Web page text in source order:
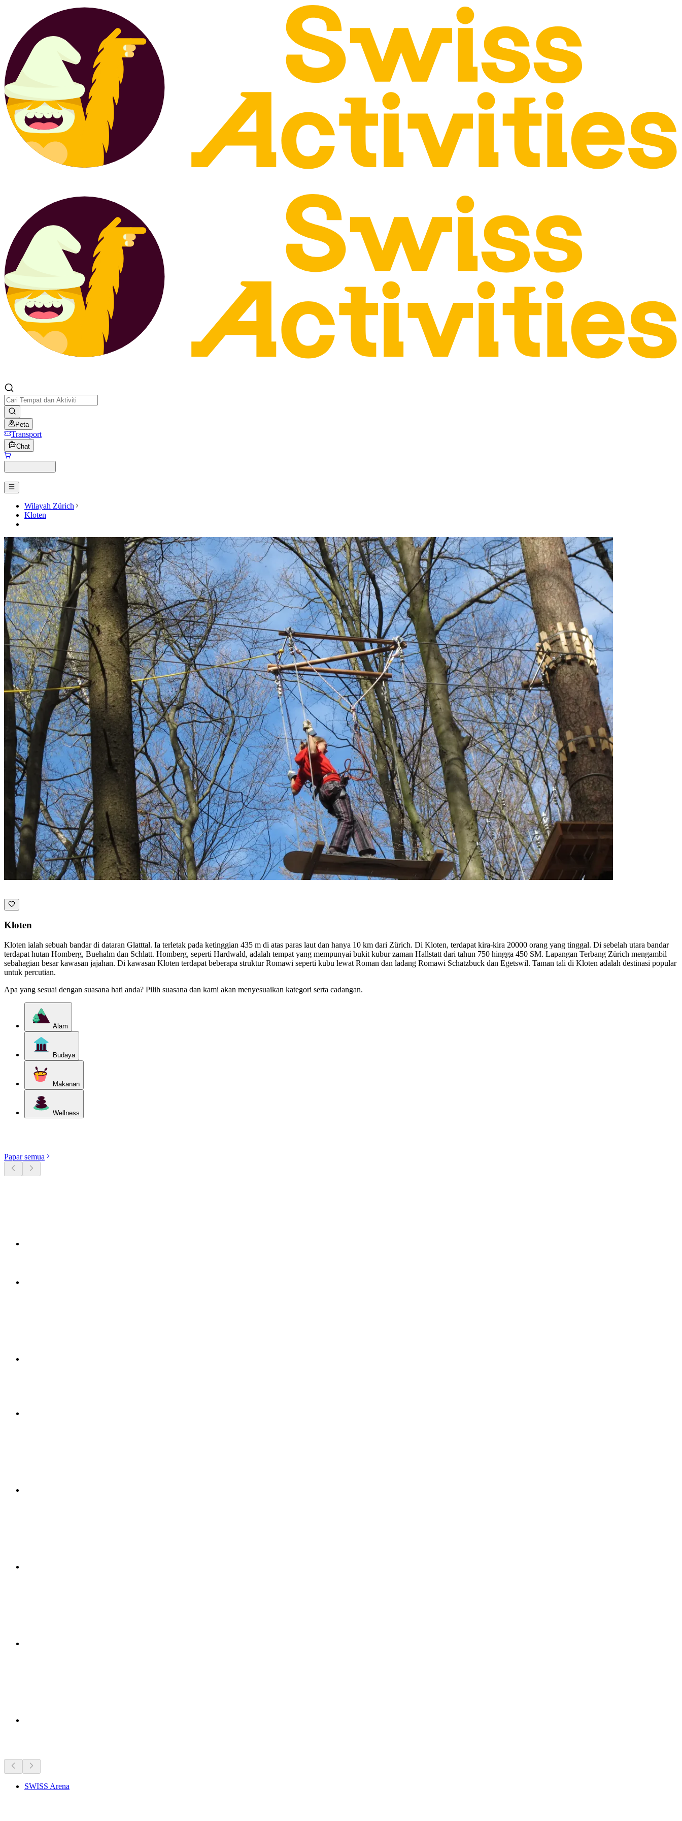
Peta
Transport
Chat
Wilayah Zürich
Kloten
Kloten
Kloten ialah sebuah bandar di dataran Glatttal. Ia terletak pada ketinggian 435 m di atas paras laut dan hanya 10 km dari Zürich. Di Kloten, terdapat kira-kira 20000 orang yang tinggal. Di sebelah utara bandar
terdapat hutan Homberg, Buehalm dan Schlatt. Homberg, seperti Hardwald, adalah tempat yang mempunyai bukit kubur zaman Hallstatt dari tahun 750 hingga 450 SM. Lapangan Terbang Zürich mengambil
sebahagian besar kawasan jajahan. Di kawasan Kloten terdapat beberapa struktur Romawi seperti kubu lewat Roman dan ladang Romawi Schatzbuck dan Egetswil. Taman tali di Kloten adalah destinasi popular
untuk percutian.
Apa yang sesuai dengan suasana hati anda? Pilih suasana dan kami akan menyesuaikan kategori serta cadangan.
Alam
Budaya
Makanan
Wellness
Papar semua
SWISS Arena